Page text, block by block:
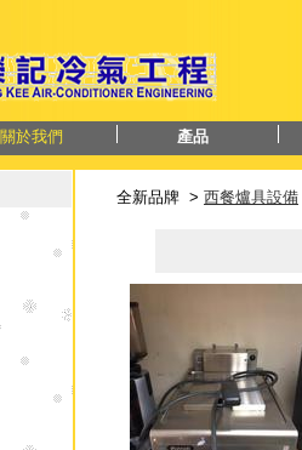
關於我們 產品
全新品牌 > 西餐爐具設備